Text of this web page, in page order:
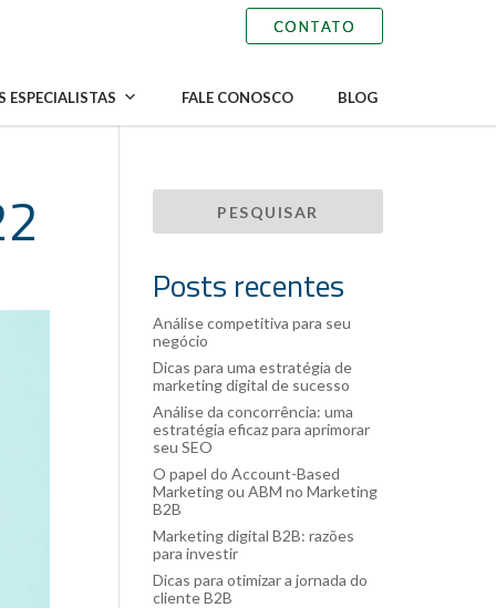
ESPECIALISTAS FALE CONOSCO BLOG
Posts recentes
Análise competitiva para seu
negócio
Dicas para uma estratégia de
marketing digital de sucesso
Análise da concorrência: uma
estratégia eficaz para aprimorar
seu SEO
O papel do Account-Based
Marketing ou ABM no Marketing
B2B
Marketing digital B2B: razões
para investir
Dicas para otimizar a jornada do
cliente B2B